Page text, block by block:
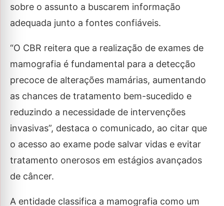
sobre o assunto a buscarem informação
adequada junto a fontes confiáveis.
“O CBR reitera que a realização de exames de
mamografia é fundamental para a detecção
precoce de alterações mamárias, aumentando
as chances de tratamento bem-sucedido e
reduzindo a necessidade de intervenções
invasivas”, destaca o comunicado, ao citar que
o acesso ao exame pode salvar vidas e evitar
tratamento onerosos em estágios avançados
de câncer.
A entidade classifica a mamografia como um